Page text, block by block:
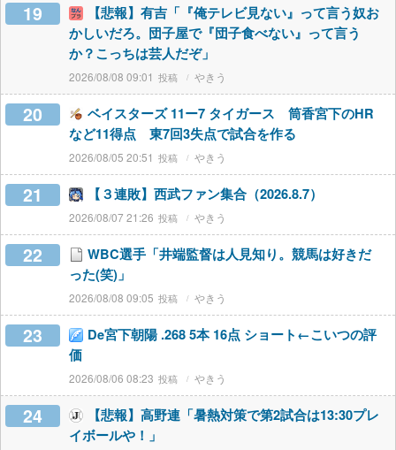
19
【悲報】有吉「『俺テレビ見ない』って言う奴お
かしいだろ。団子屋で『団子食べない』って言う
か？こっちは芸人だぞ」
2026/08/08 09:01 やきう
20
ベイスターズ 11ー7 タイガース 筒香宮下のHR
など11得点 東7回3失点で試合を作る
2026/08/05 20:51 やきう
21 【３連敗】西武ファン集合（2026.8.7）
2026/08/07 21:26 やきう
22
WBC選手「井端監督は人見知り。競馬は好きだ
った(笑)」
2026/08/08 09:05 やきう
23
De宮下朝陽 .268 5本 16点 ショート←こいつの評
価
2026/08/06 08:23 やきう
24
【悲報】高野連「暑熱対策で第2試合は13:30プレ
イボールや！」